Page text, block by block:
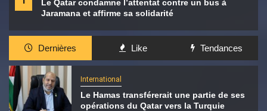
Le Qatar condamne l’attentat contre un bus à
Jaramana et affirme sa solidarité
Dernières Like Tendances
International
Le Hamas transférerait une partie de ses
opérations du Qatar vers la Turquie